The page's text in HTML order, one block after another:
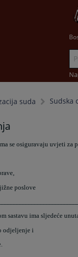
suda Sudska
se osiguravaju uvjeti
poslove
sastavu ima sljedeće
odjeljenje i